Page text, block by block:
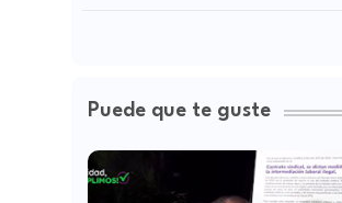
Puede que te guste